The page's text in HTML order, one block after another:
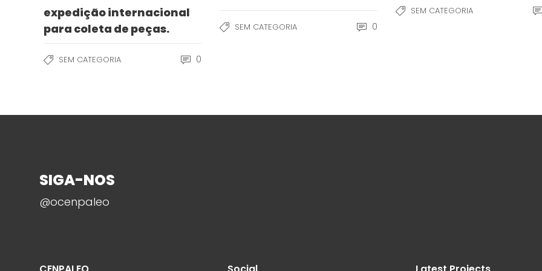
expedição internacional
para coleta de peças.
SEM CATEGORIA 0
SEM CATEGORIA 0
SEM CATEGORIA
SIGA-NOS
@ocenpaleo